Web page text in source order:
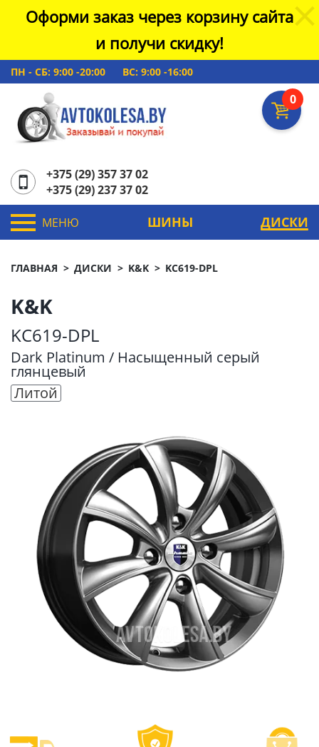
Оформи заказ через корзину сайта
и получи скидку!
ПН - СБ: 9:00 -20:00 ВС: 9:00 -16:00
0
+375 (29) 357 37 02
+375 (29) 237 37 02
МЕНЮ ШИНЫ ДИСКИ
ГЛАВНАЯ ДИСКИ K&K KC619-DPL
K&K
KC619-DPL
Dark Platinum / Насыщенный серый
глянцевый
Литой